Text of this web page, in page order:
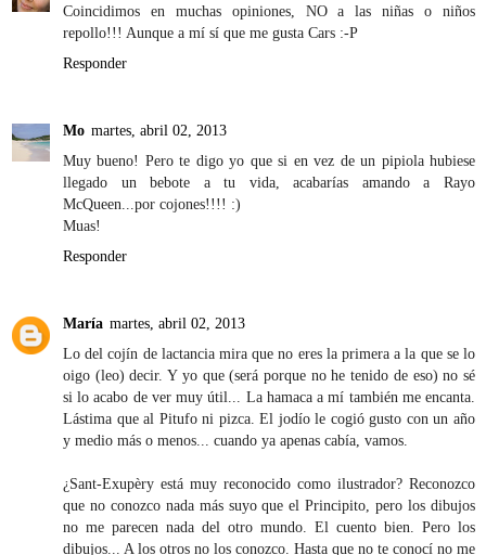
Coincidimos en muchas opiniones, NO a las niñas o niños
repollo!!! Aunque a mí sí que me gusta Cars :-P
Responder
Mo martes, abril 02, 2013
Muy bueno! Pero te digo yo que si en vez de un pipiola hubiese
llegado un bebote a tu vida, acabarías amando a Rayo
McQueen...por cojones!!!! :)
Muas!
Responder
María martes, abril 02, 2013
Lo del cojín de lactancia mira que no eres la primera a la que se lo
oigo (leo) decir. Y yo que (será porque no he tenido de eso) no sé
si lo acabo de ver muy útil... La hamaca a mí también me encanta.
Lástima que al Pitufo ni pizca. El jodío le cogió gusto con un año
y medio más o menos... cuando ya apenas cabía, vamos.
¿Sant-Exupèry está muy reconocido como ilustrador? Reconozco
que no conozco nada más suyo que el Principito, pero los dibujos
no me parecen nada del otro mundo. El cuento bien. Pero los
dibujos... A los otros no los conozco. Hasta que no te conocí no me